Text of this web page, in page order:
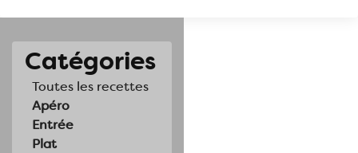
Catégories
Toutes les recettes
Apéro
Entrée
Plat